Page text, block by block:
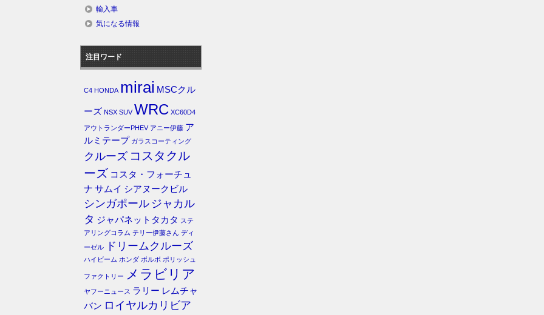
輸入車
気になる情報
注目ワード
C4 HONDA mirai MSCクル
ーズ NSX SUV WRC XC60D4
アウトランダーPHEV アニー伊藤 ア
ルミテープ ガラスコーティング
クルーズ コスタクル
ーズ コスタ・フォーチュ
ナ サムイ シアヌークビル
シンガポール ジャカル
タ ジャパネットタカタ ステ
アリングコラム テリー伊藤さん ディ
ーゼル
ドリームクルーズ
ハイビーム ホンダ ボルボ ポリッシュ
ファクトリー メラビリア
ヤフーニュース ラリー レムチャ
バン ロイヤルカリビア